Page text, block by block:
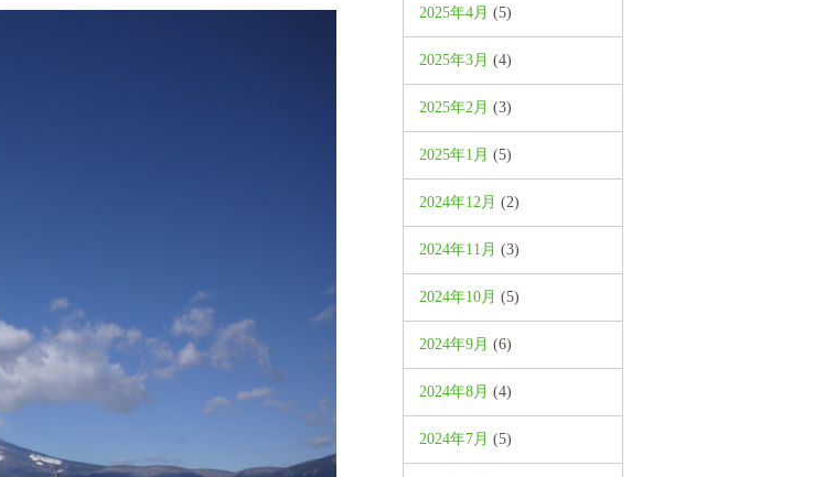
2025年4月 (5)
2025年3月 (4)
2025年2月 (3)
2025年1月 (5)
2024年12月 (2)
2024年11月 (3)
2024年10月 (5)
2024年9月 (6)
2024年8月 (4)
2024年7月 (5)